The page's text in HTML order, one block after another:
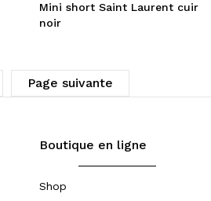
Mini short Saint Laurent cuir
noir
Page suivante
Boutique en ligne
Shop